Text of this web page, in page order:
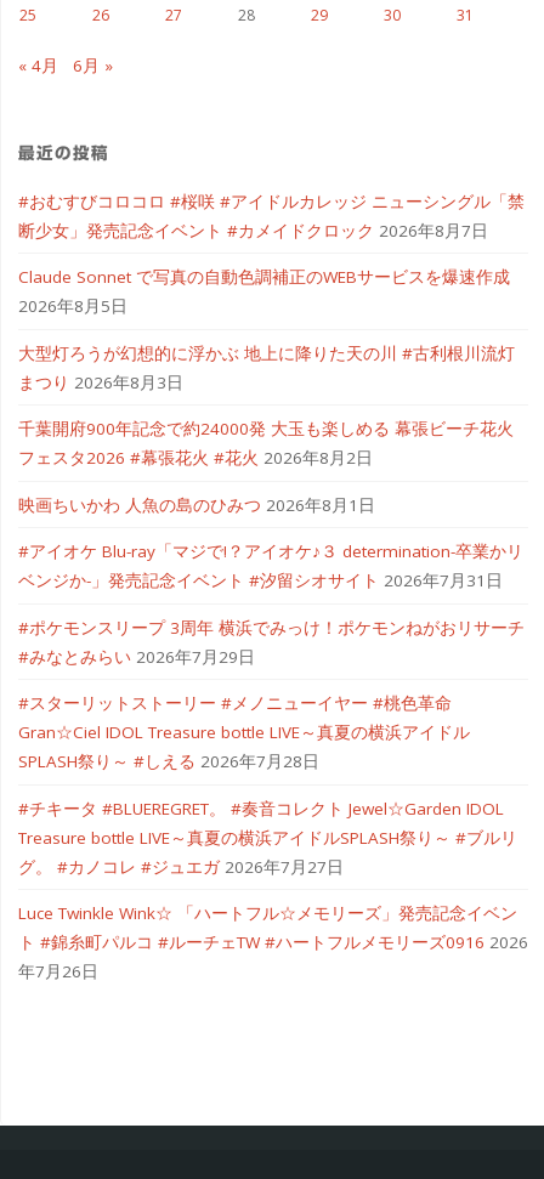
25
26 27 28 29 30 31
« 4月 6月 »
最近の投稿
#おむすびコロコロ #桜咲 #アイドルカレッジ ニューシングル「禁
断少女」発売記念イベント #カメイドクロック 2026年8月7日
Claude Sonnet で写真の自動色調補正のWEBサービスを爆速作成
2026年8月5日
大型灯ろうが幻想的に浮かぶ 地上に降りた天の川 #古利根川流灯
まつり 2026年8月3日
千葉開府900年記念で約24000発 大玉も楽しめる 幕張ビーチ花火
フェスタ2026 #幕張花火 #花火 2026年8月2日
映画ちいかわ 人魚の島のひみつ 2026年8月1日
#アイオケ Blu-ray「マジで!？アイオケ♪３ determination-卒業かリ
ベンジか-」発売記念イベント #汐留シオサイト 2026年7月31日
#ポケモンスリープ 3周年 横浜でみっけ！ポケモンねがおリサーチ
#みなとみらい 2026年7月29日
#スターリットストーリー #メノニューイヤー #桃色革命
Gran☆Ciel IDOL Treasure bottle LIVE～真夏の横浜アイドル
SPLASH祭り～ #しえる 2026年7月28日
#チキータ #BLUEREGRET。 #奏音コレクト Jewel☆Garden IDOL
Treasure bottle LIVE～真夏の横浜アイドルSPLASH祭り～ #ブルリ
グ。 #カノコレ #ジュエガ 2026年7月27日
Luce Twinkle Wink☆ 「ハートフル☆メモリーズ」発売記念イベン
ト #錦糸町パルコ #ルーチェTW #ハートフルメモリーズ0916 2026
年7月26日